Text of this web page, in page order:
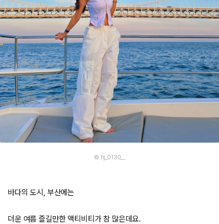
© hj_0130__
바다의 도시, 부산에는
더운 여름 즐길만한 액티비티가 참 많은데요.